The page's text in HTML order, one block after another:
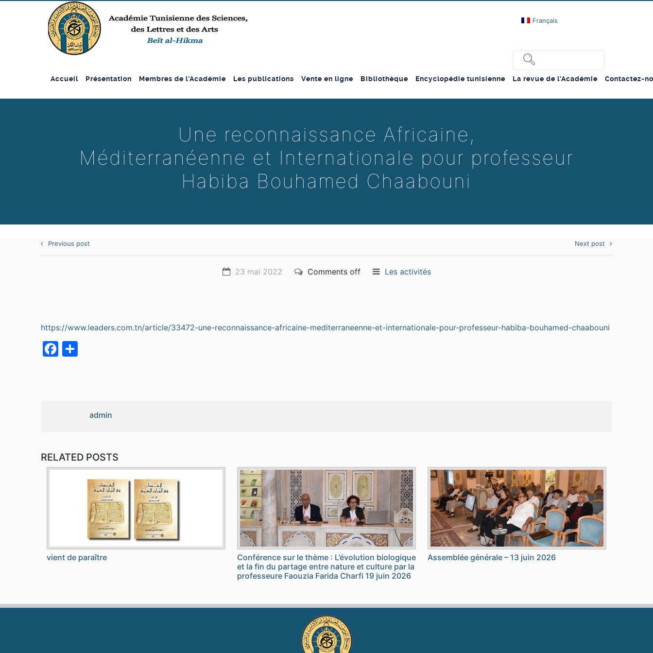
Français
Accueil Présentation Membres de l’Académie Les publications Vente en ligne Bibliothèque Encyclopédie tunisienne La revue de l’Académie Contactez-
Une reconnaissance Africaine,
Méditerranéenne et Internationale pour professeur
Habiba Bouhamed Chaabouni
Previous post Next post
23 mai 2022 Comments off Les activités
https://www.leaders.com.tn/article/33472-une-reconnaissance-africaine-mediterraneenne-et-internationale-pour-professeur-habiba-bouhamed-chaabouni
Facebook
admin
RELATED POSTS
vient de paraître
Conférence sur le thème : L’évolution biologique
et la fin du partage entre nature et culture par la
professeure Faouzia Farida Charfi 19 juin 2026
Assemblée générale – 13 juin 2026